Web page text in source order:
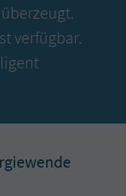
verfügbar.